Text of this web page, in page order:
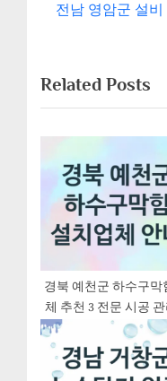
게
이
e
o
u
t
N
t
P
o
전남 영암군 설
Related Posts
경북 예천군 하수구막
체 추천 3 전문 시공 관
체